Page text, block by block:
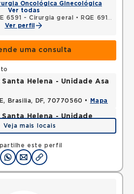
Oncológica Ginecológica
Ver todas
6591 - Cirurgia geral •
RQE 6913 - Cancerologia/cancerologia cirúrgica
Ver perfil
uma consulta
este perfil
Helena - Unidade Asa
Brasilia, DF, 70770560 • Mapa
Helena - Unidade
Brasilia, DF, 70770560 •Mapa
Veja mais locais